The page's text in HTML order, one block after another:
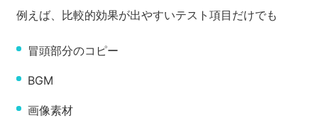
例えば、比較的効果が出やすいテスト項目だけでも
冒頭部分のコピー
BGM
画像素材